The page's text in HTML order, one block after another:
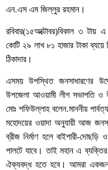
এন.এস এম জিল্লুর রহমান।
রবিবার(১৫অক্টোবর)বিকাল ৩ টায়
কোটি ২৯ লাখ ৮১ হাজার টাকা ব্যয়ে
ঠিকাদার।
এসময় উপস্থিত জনসাধারণের
উপজেলা আওয়ামী লীগ সভাপতি ও
মোঃ শফিউল্লাহ বলেন.মাননীয়
মহোদয়ের ওয়াদা অনুযায়ী আজ
ব্রীজ নির্মাণ হলে বাইশারী-দোছড়ি
পালটে যাবে। তাই মহান এ
ঐক্যবদ্ধ হতে হবে। আমরা একজন